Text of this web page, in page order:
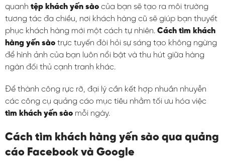
quanh tệp khách yến sào của bạn sẽ tạo ra môi trường
tương tác đa chiều, nơi khách hàng cũ sẽ giúp bạn thuyết
phục khách hàng mới một cách tự nhiên. Cách tìm khách
hàng yến sào trực tuyến đòi hỏi sự sáng tạo không ngừng
để hình ảnh của bạn luôn nổi bật và thu hút giữa hàng
ngàn đối thủ cạnh tranh khác.
Để thành công rực rỡ, đại lý cần kết hợp nhuần nhuyễn
các công cụ quảng cáo mục tiêu nhằm tối ưu hóa việc
tìm khách yến sào mỗi ngày.
Cách tìm khách hàng yến sào qua quảng
cáo Facebook và Google